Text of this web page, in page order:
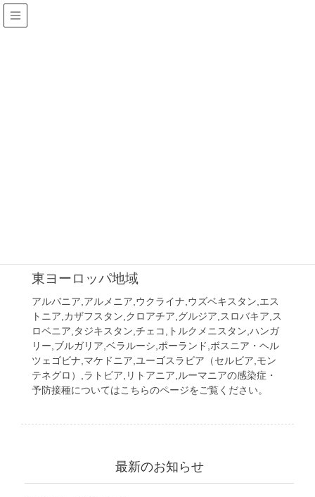
東ヨーロッパ地域
アルバニア,アルメニア,ウクライナ,ウズベキスタン,エス
トニア,カザフスタン,クロアチア,グルジア,スロバキア,ス
ロベニア,タジキスタン,チェコ,トルクメニスタン,ハンガ
リー,ブルガリア,ベラルーシ,ポーランド,ボスニア・ヘル
ツェゴビナ,マケドニア,ユーゴスラビア（セルビア,モン
テネグロ）,ラトビア,リトアニア,ルーマニアの感染症・
予防接種についてはこちらのページをご覧ください。
最新のお知らせ